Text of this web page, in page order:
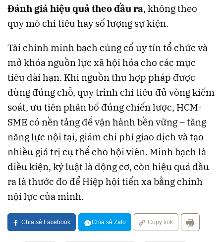
Đánh giá hiệu quả theo đầu ra, không theo
quy mô chi tiêu hay số lượng sự kiện.
Tài chính minh bạch củng cố uy tín tổ chức và
mở khóa nguồn lực xã hội hóa cho các mục
tiêu dài hạn. Khi nguồn thu hợp pháp được
dùng đúng chỗ, quy trình chi tiêu đủ vòng kiểm
soát, ưu tiên phân bổ đúng chiến lược, HCM-
SME có nền tảng để vận hành bền vững – tăng
năng lực nội tại, giảm chi phí giao dịch và tạo
nhiều giá trị cụ thể cho hội viên. Minh bạch là
điều kiện, kỷ luật là động cơ, còn hiệu quả đầu
ra là thước đo để Hiệp hội tiến xa bằng chính
nội lực của mình.
Chia sẻ Facebook Chia sẻ Zalo Copy link